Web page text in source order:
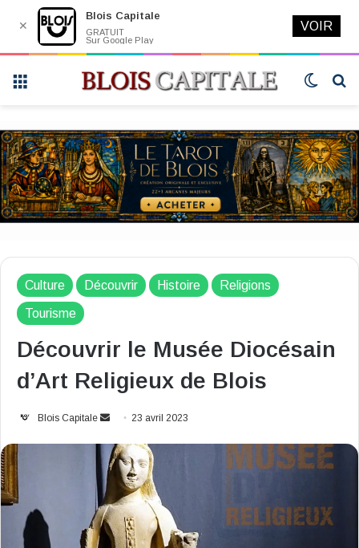
Switch
Culture Découvrir Histoire Religions
Tourisme
Découvrir le Musée Diocésain
d’Art Religieux de Blois
Blois Capitale
Envoyer
courriel
23 avril 2023
✕
Blois Capitale
GRATUIT
Sur Google Play
VOIR